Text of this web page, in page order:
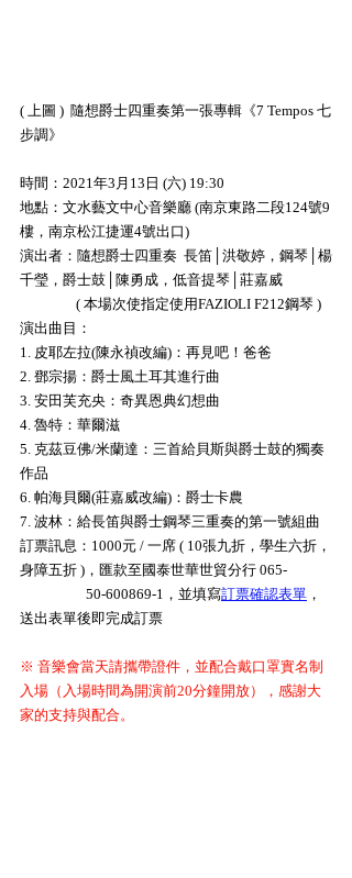
( 上圖 )  隨想爵士四重奏第一張專輯《7 Tempos 七
步調》
時間：2021年3月13日 (六) 19:30
地點：文水藝文中心音樂廳 (南京東路二段124號9
樓，南京松江捷運4號出口)
演出者：隨想爵士四重奏  長笛│洪敬婷，鋼琴│楊
千瑩，爵士鼓│陳勇成，低音提琴│莊嘉威
                 ( 本場次使指定使用FAZIOLI F212鋼琴 )
演出曲目：
1. 皮耶左拉(陳永禎改編)：再見吧！爸爸
2. 鄧宗揚：爵士風土耳其進行曲
3. 安田芙充央：奇異恩典幻想曲
4. 魯特：華爾滋
5. 克茲豆佛/米蘭達：三首給貝斯與爵士鼓的獨奏
作品
6. 帕海貝爾(莊嘉威改編)：爵士卡農
7. 波林：給長笛與爵士鋼琴三重奏的第一號組曲
訂票訊息：1000元 / 一席 ( 10張九折，學生六折，
身障五折 )，匯款至國泰世華世貿分行 065-
                    50-600869-1
，並填寫訂票確認表單 ，
送出表單後即完成訂票
※ 音樂會當天請攜帶證件，並配合戴口罩實名制
入場（入場時間為開演前20分鐘開放），感謝大
家的支持與配合。